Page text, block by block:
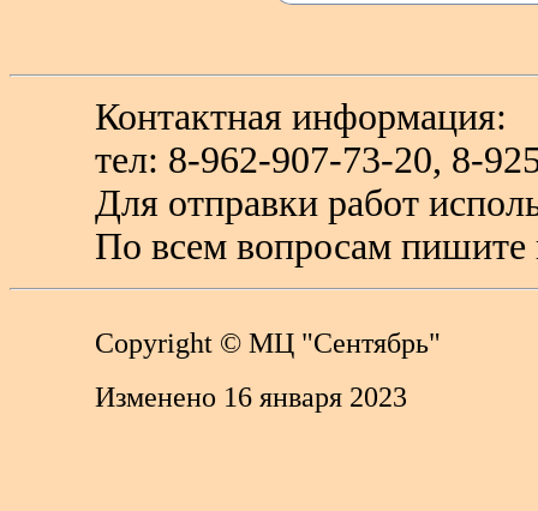
Контактная информация:
тел: 8-962-907-73-20, 8-
Для отправки работ
По всем вопросам
Copyright © МЦ "Сентябрь"
Изменено 16 января 2023